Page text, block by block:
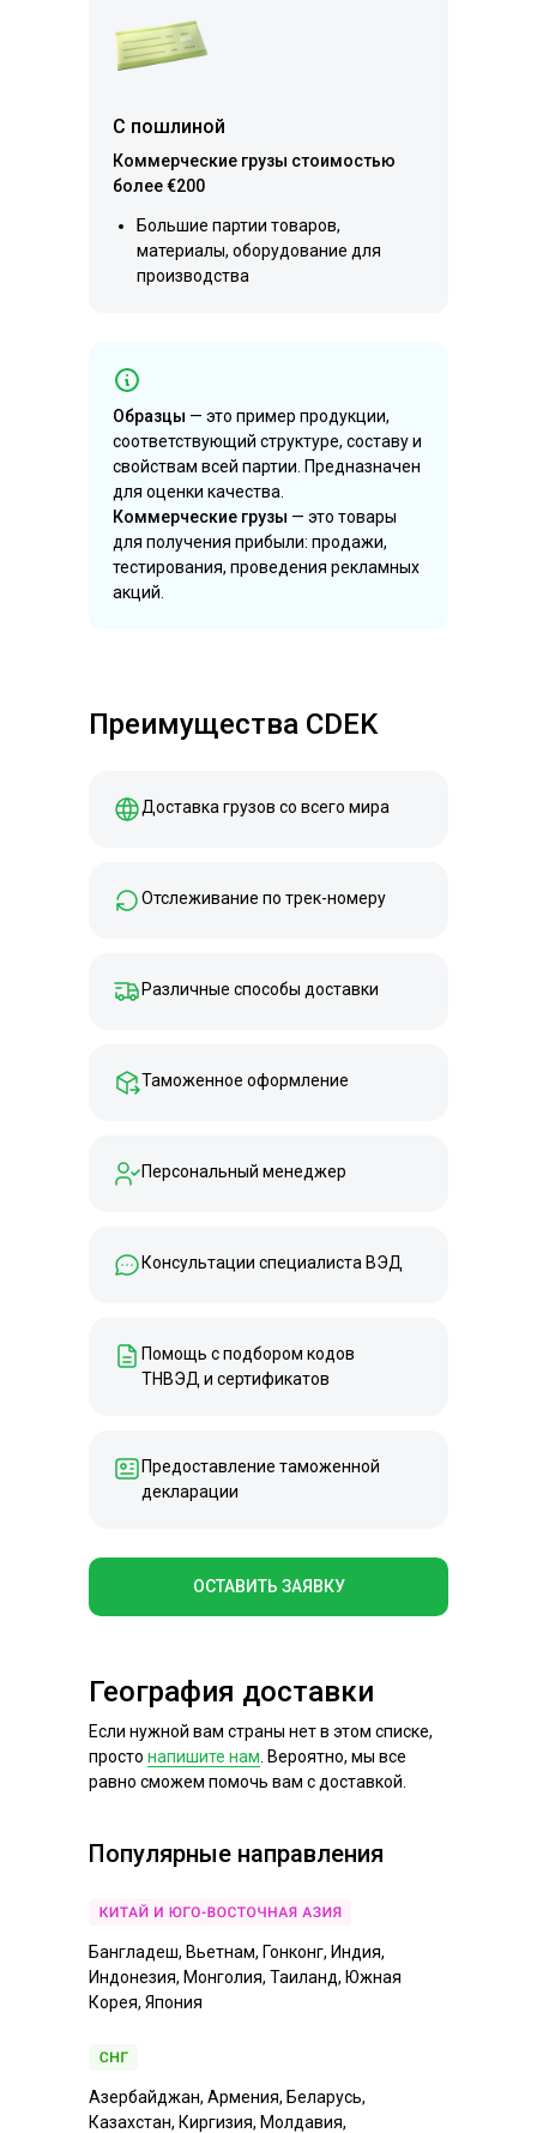
Большие партии товаров,
материалы, оборудование для
производства
Коммерческие грузы стоимостью
более €200
С пошлиной
Образцы — это пример продукции,
соответствующий структуре, составу и
свойствам всей партии. Предназначен
для оценки качества.
Коммерческие грузы — это товары
для получения прибыли: продажи,
тестирования, проведения рекламных
акций.
Преимущества CDEK
Доставка грузов со всего мира
Отслеживание по трек-номеру
Различные способы доставки
ОСТАВИТЬ ЗАЯВКУ
Помощь с подбором кодов
ТНВЭД и сертификатов
Таможенное оформление
Предоставление таможенной
декларации
Персональный менеджер
Консультации специалиста ВЭД
Бангладеш, Вьетнам, Гонконг, Индия,
Индонезия, Монголия, Таиланд, Южная
Корея, Япония
Популярные направления
Если нужной вам страны нет в этом списке,
просто напишите нам . Вероятно, мы все
равно сможем помочь вам с доставкой.
География доставки
Азербайджан, Армения, Беларусь,
Казахстан, Киргизия, Молдавия,